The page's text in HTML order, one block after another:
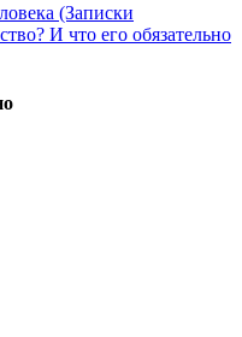
(Записки
И что его обязательно